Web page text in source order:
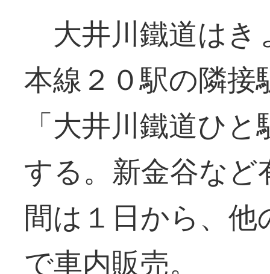
大井川鐵道はき
本線２０駅の隣接
「大井川鐵道ひ
する。新金谷など
間は１日から、
で車内販売。